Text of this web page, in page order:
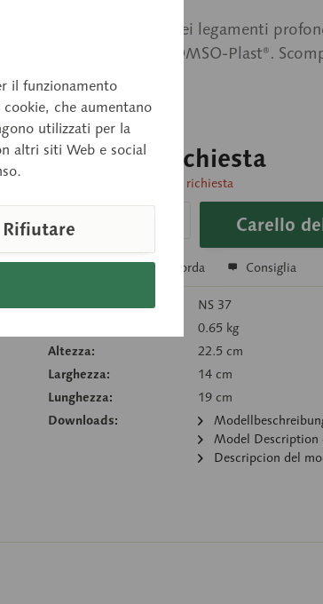
per l'esposizione dei legamenti
vero. In plastica SOMSO-Plast®.
pezzi.
Prezzo su richiesta
Tempi di consegna su richiesta
Carello
Confronta Ricorda Consiglia
Numero articolo:
NS 37
0.65 kg
Altezza:
22.5 cm
Larghezza:
14 cm
Lunghezza:
19 cm
Downloads:
Model Description
Descripcion del
il funzionamento
che aumentano
utilizzati per la
altri siti Web e social
Rifiutare